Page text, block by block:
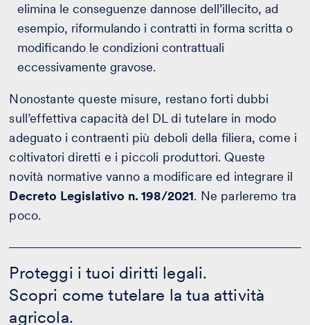
elimina le conseguenze dannose dell’illecito, ad
esempio, riformulando i contratti in forma scritta o
modificando le condizioni contrattuali
eccessivamente gravose.
Nonostante queste misure, restano forti dubbi
sull’effettiva capacità del DL di tutelare in modo
adeguato i contraenti più deboli della filiera, come i
coltivatori diretti e i piccoli produttori. Queste
novità normative vanno a modificare ed integrare il
Decreto Legislativo n. 198/2021. Ne parleremo tra
poco.
Proteggi i tuoi diritti legali.
Scopri come tutelare la tua attività
agricola.
i
tuoi
diritti
-